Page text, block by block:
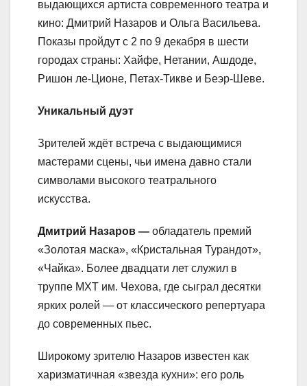
выдающихся артиста современного театра и
кино: Дмитрий Назаров и Ольга Васильева.
Показы пройдут с 2 по 9 декабря в шести
городах страны: Хайфе, Нетании, Ашдоде,
Ришон ле-Ционе, Петах-Тикве и Беэр-Шеве.
Уникальный дуэт
Зрителей ждёт встреча с выдающимися
мастерами сцены, чьи имена давно стали
символами высокого театрального
искусства.
Дмитрий Назаров — обладатель премий
«Золотая маска», «Кристальная Турандот»,
«Чайка». Более двадцати лет служил в
труппе МХТ им. Чехова, где сыграл десятки
ярких ролей — от классического репертуара
до современных пьес.
Широкому зрителю Назаров известен как
харизматичная «звезда кухни»: его роль